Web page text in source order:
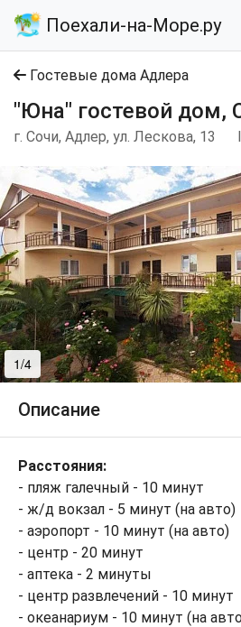
Поехали-на-Море.ру
Гостевые дома Адлера
"Юна" гостевой дом,
г. Сочи, Адлер, ул. Лескова, 13
1/4
Описание
Расстояния:
- пляж галечный - 10 минут
- ж/д вокзал - 5 минут (на авто)
- аэропорт - 10 минут (на авто)
- центр - 20 минут
- аптека - 2 минуты
- центр развлечений - 10 минут
- океанариум - 10 минут (на